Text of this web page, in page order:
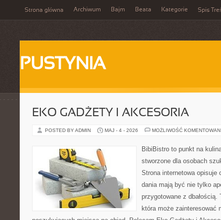
Strona główna Archiwum Bajm Beata Kategorie Spis
PUSTYNIA
EKO GADŻETY I AKCESORIA
POSTED BY ADMIN MAJ - 4 - 2026 MOŻLIWOŚĆ
BibiBistro to punkt na
stworzone dla osobach
Strona internetowa opisuje
dania mają być nie tylko
przygotowane z
która może zainteresować